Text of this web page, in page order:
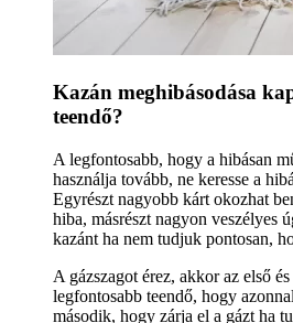
Kazán meghibásodása
teendő?
A legfontosabb, hogy a hibásan
használja tovább, ne keresse a
Egyrészt nagyobb kárt okozhat
hiba, másrészt nagyon veszélyes
kazánt ha nem tudjuk pontosan,
A gázszagot érez, akkor az első
legfontosabb teendő, hogy
második, hogy zárja el a gázt ha